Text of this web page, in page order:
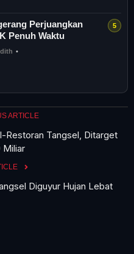
Perjuangkan
Penuh Waktu
•
ARTICLE
Restoran Tangsel, Ditarget
Miliar
Diguyur Hujan Lebat